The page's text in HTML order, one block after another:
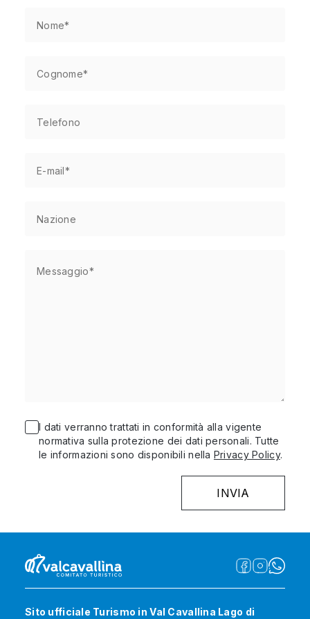
I dati verranno trattati in conformità alla vigente
normativa sulla protezione dei dati personali. Tutte
le informazioni sono disponibili nella Privacy Policy.
Sito ufficiale Turismo in Val Cavallina Lago di